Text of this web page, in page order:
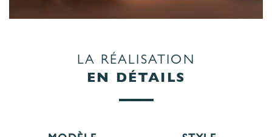
LA RÉALISATION
EN DÉTAILS